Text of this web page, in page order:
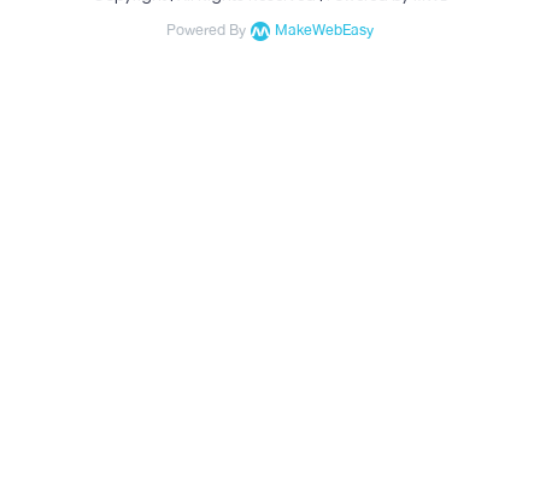
Powered By MakeWebEasy